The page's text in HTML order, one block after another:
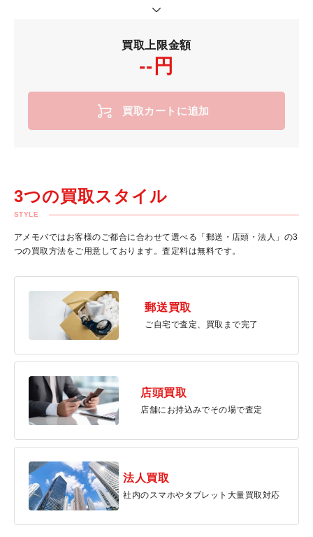
買取上限金額
--円
買取カートに追加
3つの買取スタイル
STYLE
アメモバではお客様のご都合に合わせて選べる「郵送・店頭・法人」の3
つの買取方法をご用意しております。査定料は無料です。
郵送買取
ご自宅で査定、買取まで完了
店頭買取
店舗にお持込みでその場で査定
法人買取
社内のスマホやタブレット大量買取対応